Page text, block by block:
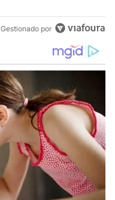
Gestionado por